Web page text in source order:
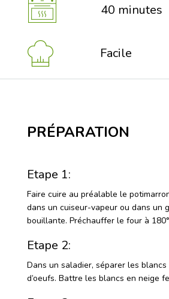
40 minutes
Facile
PRÉPARATION
Etape 1:
Faire cuire au préalable le
dans un cuiseur-vapeur ou dans un
bouillante. Préchauffer le four à
Etape 2:
Dans un saladier, séparer les
d’oeufs. Battre les blancs en neige